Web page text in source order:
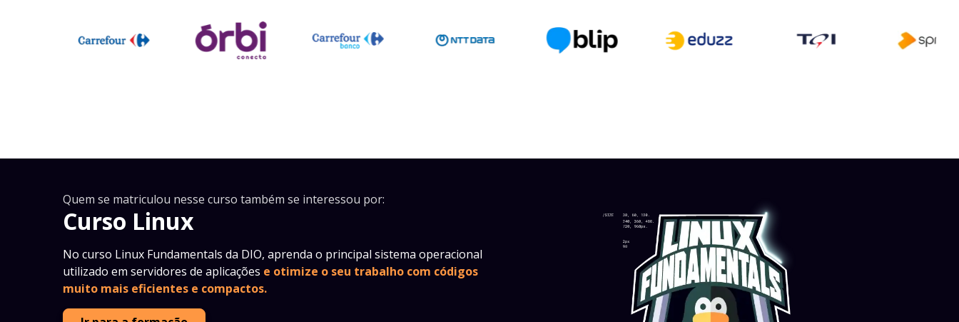
Quem se matriculou nesse curso também se interessou por:
Curso Linux
No curso Linux Fundamentals da DIO, aprenda o principal sistema operacional
utilizado em servidores de aplicações e otimize o seu trabalho com códigos
muito mais eficientes e compactos.